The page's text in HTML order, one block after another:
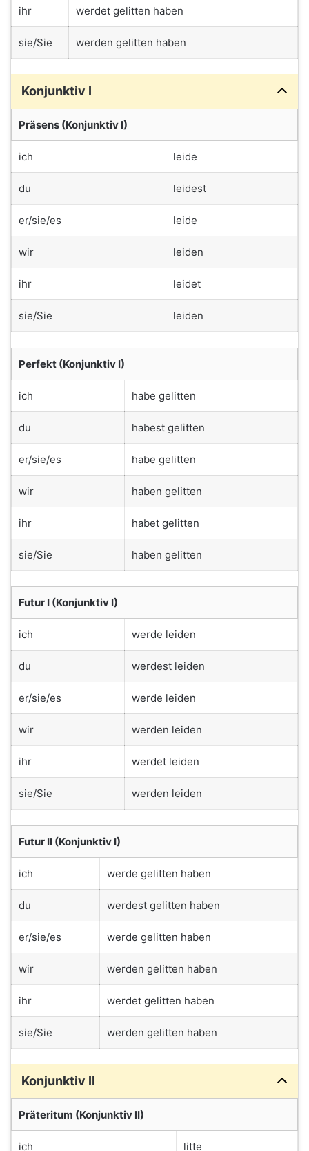
ihr werdet gelitten haben
sie/Sie werden gelitten haben
Konjunktiv I
Präsens (Konjunktiv I)
ich leide
du leidest
er/sie/es leide
wir leiden
ihr leidet
sie/Sie leiden
Perfekt (Konjunktiv I)
ich habe gelitten
du habest gelitten
er/sie/es habe gelitten
wir haben gelitten
ihr habet gelitten
sie/Sie haben gelitten
Futur I (Konjunktiv I)
ich werde leiden
du werdest leiden
er/sie/es werde leiden
wir werden leiden
ihr werdet leiden
sie/Sie werden leiden
Futur II (Konjunktiv I)
ich werde gelitten haben
du werdest gelitten haben
er/sie/es werde gelitten haben
wir werden gelitten haben
ihr werdet gelitten haben
sie/Sie werden gelitten haben
Konjunktiv II
Präteritum (Konjunktiv II)
ich litte